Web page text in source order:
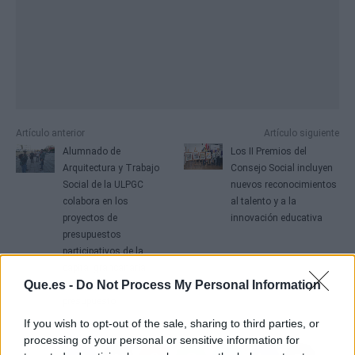
Que.es - Do Not Process My Personal Information
If you wish to opt-out of the sale, sharing to third parties, or
processing of your personal or sensitive information for
Artículo anterior
Alumnado de
Arquitectura y Trabajo
Social de la ULPGC
colabora en los
proyectos de
presupuestos
participativos de la
captando un 35% del
Artículo siguiente
Los II Premios del
Consejo Social incluyen
nuevos reconocimientos
al talento y a la
innovación educativa